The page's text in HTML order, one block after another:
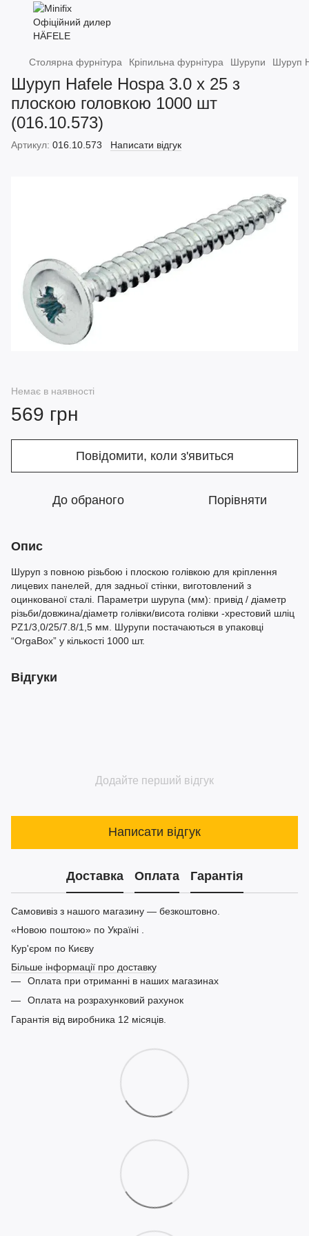
Столярна фурнітура Кріпильна фурнітура Шурупи Шуруп
Шуруп Hafele Hospa 3.0 x 25 з
плоскою головкою 1000 шт
(016.10.573)
Артикул: 016.10.573 Написати відгук
Немає в наявності
569 грн
Повідомити, коли з'явиться
До обраного Порівняти
Опис
Шуруп з повною різьбою і плоскою голівкою для кріплення
лицевих панелей, для задньої стінки, виготовлений з
оцинкованої сталі. Параметри шурупа (мм): привід / діаметр
різьби/довжина/діаметр голівки/висота голівки -хрестовий шліц
PZ1/3,0/25/7.8/1,5 мм. Шурупи постачаються в упаковці
“OrgaBox” у кількості 1000 шт.
Відгуки
Додайте перший відгук
Написати відгук
Доставка Оплата Гарантія
Самовивіз з нашого магазину — безкоштовно.
«Новою поштою» по Україні .
Кур'єром по Києву
Більше інформації про доставку
Оплата при отриманні в наших магазинах
Оплата на розрахунковий рахунок
Гарантія від виробника 12 місяців.